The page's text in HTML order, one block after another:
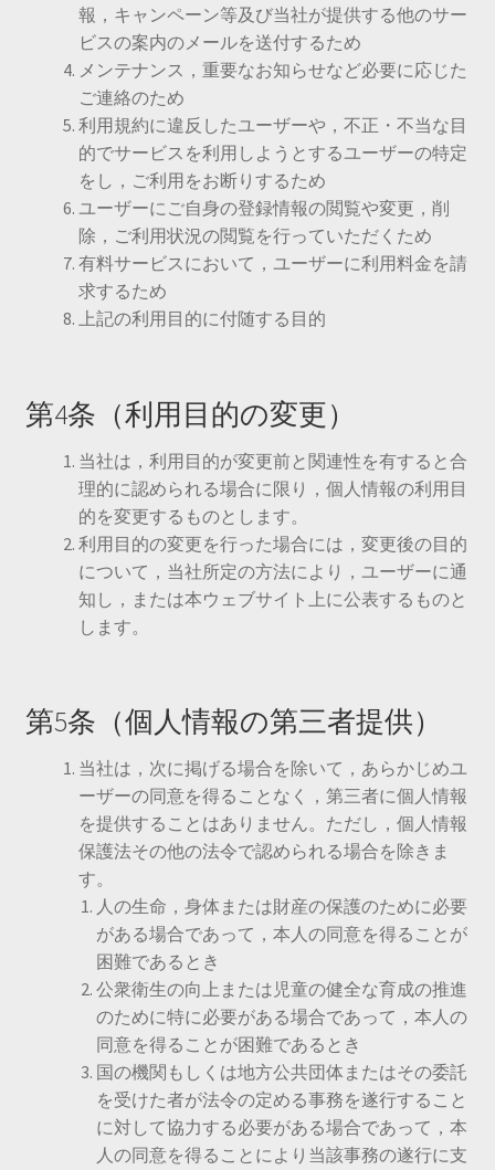
報，キャンペーン等及び当社が提供する他のサー
ビスの案内のメールを送付するため
メンテナンス，重要なお知らせなど必要に応じた
ご連絡のため
利用規約に違反したユーザーや，不正・不当な目
的でサービスを利用しようとするユーザーの特定
をし，ご利用をお断りするため
ユーザーにご自身の登録情報の閲覧や変更，削
除，ご利用状況の閲覧を行っていただくため
有料サービスにおいて，ユーザーに利用料金を請
求するため
上記の利用目的に付随する目的
第4条（利用目的の変更）
当社は，利用目的が変更前と関連性を有すると合
理的に認められる場合に限り，個人情報の利用目
的を変更するものとします。
利用目的の変更を行った場合には，変更後の目的
について，当社所定の方法により，ユーザーに通
知し，または本ウェブサイト上に公表するものと
します。
第5条（個人情報の第三者提供）
当社は，次に掲げる場合を除いて，あらかじめユ
ーザーの同意を得ることなく，第三者に個人情報
を提供することはありません。ただし，個人情報
保護法その他の法令で認められる場合を除きま
す。
人の生命，身体または財産の保護のために必要
がある場合であって，本人の同意を得ることが
困難であるとき
公衆衛生の向上または児童の健全な育成の推進
のために特に必要がある場合であって，本人の
同意を得ることが困難であるとき
国の機関もしくは地方公共団体またはその委託
を受けた者が法令の定める事務を遂行すること
に対して協力する必要がある場合であって，本
人の同意を得ることにより当該事務の遂行に支